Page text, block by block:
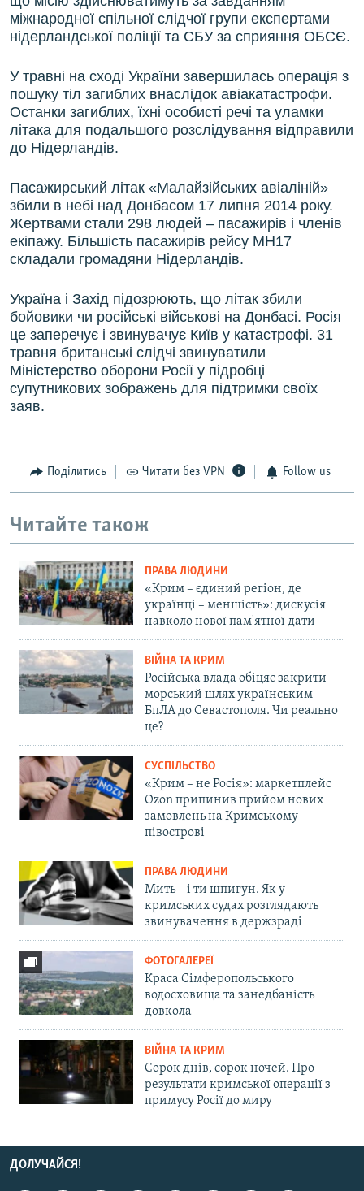
міжнародної спільної слідчої групи експертами
нідерландської поліції та СБУ за сприяння ОБСЄ.
У травні на сході України завершилась операція з
пошуку тіл загиблих внаслідок авіакатастрофи.
Останки загиблих, їхні особисті речі та уламки
літака для подальшого розслідування відправили
до Нідерландів.
Пасажирський літак «Малайзійських авіаліній»
збили в небі над Донбасом 17 липня 2014 року.
Жертвами стали 298 людей – пасажирів і членів
екіпажу. Більшість пасажирів рейсу MH17
складали громадяни Нідерландів.
Україна і Захід підозрюють, що літак збили
бойовики чи російські військові на Донбасі. Росія
це заперечує і звинувачує Київ у катастрофі. 31
травня британські слідчі звинуватили
Міністерство оборони Росії у підробці
супутникових зображень для підтримки своїх
заяв.
Поділитись Читати без VPN Follow us
Читайте також
ПРАВА ЛЮДИНИ
«Крим – єдиний регіон, де
українці – меншість»: дискусія
навколо нової пам'ятної дати
ВІЙНА ТА КРИМ
Російська влада обіцяє закрити
морський шлях українським
БпЛА до Севастополя. Чи реально
це?
СУСПІЛЬСТВО
«Крим – не Росія»: маркетплейс
Ozon припинив прийом нових
замовлень на Кримському
півострові
ПРАВА ЛЮДИНИ
Мить – і ти шпигун. Як у
кримських судах розглядають
звинувачення в держзраді
ФОТОГАЛЕРЕЇ
Краса Сімферопольського
водосховища та занедбаність
довкола
ВІЙНА ТА КРИМ
Сорок днів, сорок ночей. Про
результати кримської операції з
примусу Росії до миру
ДОЛУЧАЙСЯ!